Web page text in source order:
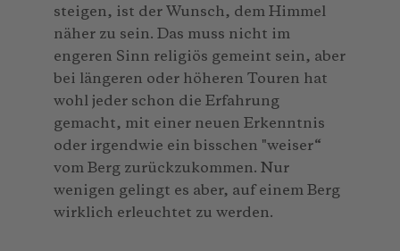
steigen, ist der Wunsch, dem Himmel
näher zu sein. Das muss nicht im
engeren Sinn religiös gemeint sein, aber
bei längeren oder höheren Touren hat
wohl jeder schon die Erfahrung
gemacht, mit einer neuen Erkenntnis
oder irgendwie ein bisschen "weiser“
vom Berg zurückzukommen. Nur
wenigen gelingt es aber, auf einem Berg
wirklich erleuchtet zu werden.